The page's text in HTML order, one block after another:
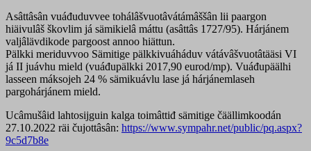
Asâttâsân vuáđuduvvee tohálâšvuotâvátámâššân lii paargon
hiäivulâš škovlim já sämikielâ máttu (asâttâs 1727/95). Hárjánem
valjâlävdikode pargoost annoo hiättun.
Pälkki meriduvvoo Sämitige pälkkivuáháduv vátávâšvuotâtääsi VI
já II juávhu mield (vuáđupälkki 2017,90 eurod/mp). Vuáđupäälhi
lasseen máksojeh 24 % sämikuávlu lase já hárjánemlaseh
pargohárjánem mield.
Ucâmušâid lahtosijguin kalga toimâttiđ sämitige čäällimkoodán
27.10.2022 räi čujottâsân: https://www.sympahr.net/public/pq.aspx?
9c5d7b8e